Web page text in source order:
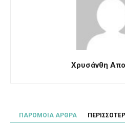
Χρυσάνθη
ΠΑΡΟΜΟΙΑ ΑΡΘΡΑ